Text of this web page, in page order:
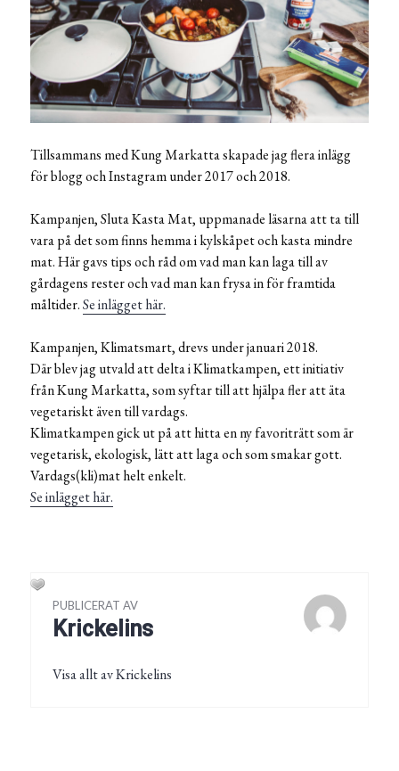
Tillsammans med Kung Markatta skapade jag flera inlägg
för blogg och Instagram under 2017 och 2018.
Kampanjen, Sluta Kasta Mat, uppmanade läsarna att ta till
vara på det som finns hemma i kylskåpet och kasta mindre
mat. Här gavs tips och råd om vad man kan laga till av
gårdagens rester och vad man kan frysa in för framtida
måltider.Se inlägget här.
Kampanjen, Klimatsmart, drevs under januari 2018.
Där blev jag utvald att delta i Klimatkampen, ett initiativ
från Kung Markatta, som syftar till att hjälpa fler att äta
vegetariskt även till vardags.
Klimatkampen gick ut på att hitta en ny favoriträtt som är
vegetarisk, ekologisk, lätt att laga och som smakar gott.
Vardags(kli)mat helt enkelt.
Se inlägget här.
PUBLICERAT AV
Krickelins
Visa allt av Krickelins